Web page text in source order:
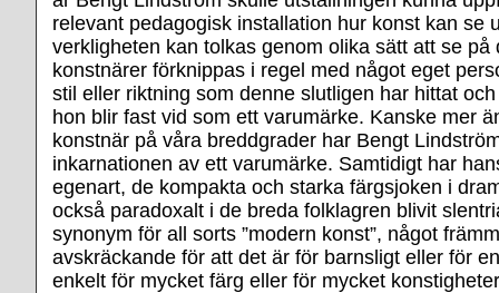
relevant pedagogisk installation hur konst kan se
verkligheten kan tolkas genom olika sätt att se på
konstnärer förknippas i regel med något eget
stil eller riktning som denne slutligen har hittat
hon blir fast vid som ett varumärke. Kanske mer
konstnär på våra breddgrader har Bengt
inkarnationen av ett varumärke. Samtidigt har
egenart, de kompakta och starka färgsjoken i
också paradoxalt i de breda folklagren blivit
synonym för all sorts ”modern konst”, något
avskräckande för att det är för barnsligt eller för
enkelt för mycket färg eller för mycket